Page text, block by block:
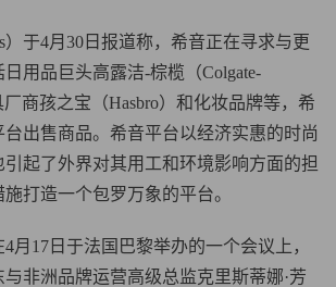
）于4月30日报道称，希音正在寻求与更
用品巨头高露洁-棕榄（Colgate-
厂商孩之宝（Hasbro）和化妆品牌等，希
出售商品。希音平台以经济实惠的时尚
起了外界对其用工和环境影响方面的担
打造一个包罗万象的平台。
月17日于法国巴黎举办的一个会议上，
非洲品牌运营高级总监克里斯蒂娜·芳